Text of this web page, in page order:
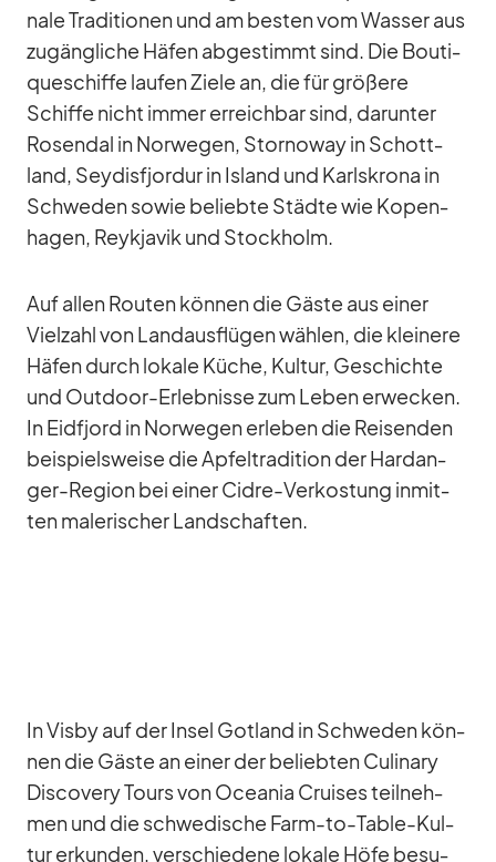
nale Tra­di­tio­nen und am bes­ten vom Was­ser aus
zu­gäng­li­che Hä­fen ab­ge­stimmt sind. Die Bou­ti­
que­schiffe lau­fen Ziele an, die für grö­ßere
Schiffe nicht im­mer er­reich­bar sind, dar­un­ter
Ro­sendal in Nor­we­gen, Stor­no­way in Schott­
land, Sey­dis­fjor­dur in Is­land und Karl­s­krona in
Schwe­den so­wie be­liebte Städte wie Ko­pen­
ha­gen, Reykja­vik und Stock­holm.
Auf al­len Rou­ten kön­nen die Gäste aus ei­ner
Viel­zahl von Land­aus­flü­gen wäh­len, die klei­nere
Hä­fen durch lo­kale Kü­che, Kul­tur, Ge­schichte
und Out­door-Er­leb­nisse zum Le­ben er­we­cken.
In Eid­fjord in Nor­we­gen er­le­ben die Rei­sen­den
bei­spiels­weise die Ap­fel­tra­di­tion der Hardan­
ger-Re­gion bei ei­ner Cidre-Ver­kos­tung in­mit­
ten ma­le­ri­scher Land­schaf­ten.
In Visby auf der In­sel Got­land in Schwe­den kön­
nen die Gäste an ei­ner der be­lieb­ten Cu­linary
Dis­co­very Tours von Ocea­nia Crui­ses teil­neh­
men und die schwe­di­sche Farm-to-Ta­ble-Kul­
tur er­kun­den, ver­schie­dene lo­kale Höfe be­su­